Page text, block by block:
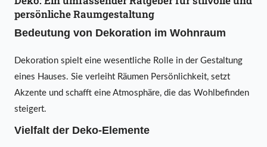
persönliche Raumgestaltung
Bedeutung von Dekoration im Wohnraum
Dekoration spielt eine wesentliche Rolle in der Gestaltung
eines Hauses. Sie verleiht Räumen Persönlichkeit, setzt
Akzente und schafft eine Atmosphäre, die das Wohlbefinden
steigert.
Vielfalt der Deko-Elemente